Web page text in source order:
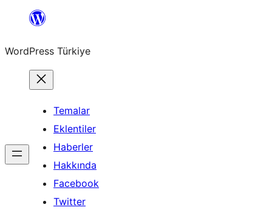
İçeriğe
WordPress Türkiye
Temalar
Eklentiler
Haberler
Hakkında
Facebook
Twitter